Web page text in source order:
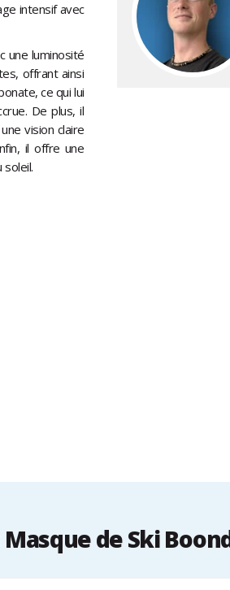
intensif avec
une luminosité
offrant ainsi
ce qui lui
De plus, il
vision claire
il offre une
de Ski